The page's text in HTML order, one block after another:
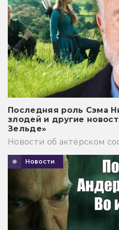
Последняя роль Сэма
злодей и другие
Зельде»
Новости об актёрском
Новости